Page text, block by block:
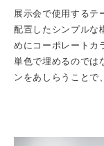
展示会で使用するテ
配置したシンプルな
めにコーポレートカ
単色で埋めるのでは
ンをあしらうことで